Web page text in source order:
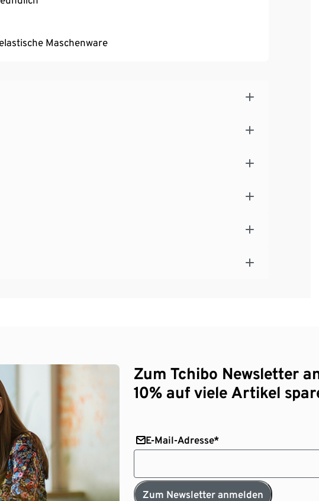
Maschenware
Zum Tchibo Newsletter
10% auf viele Artikel
E-Mail-Adresse*
Zum Newsletter anmelden